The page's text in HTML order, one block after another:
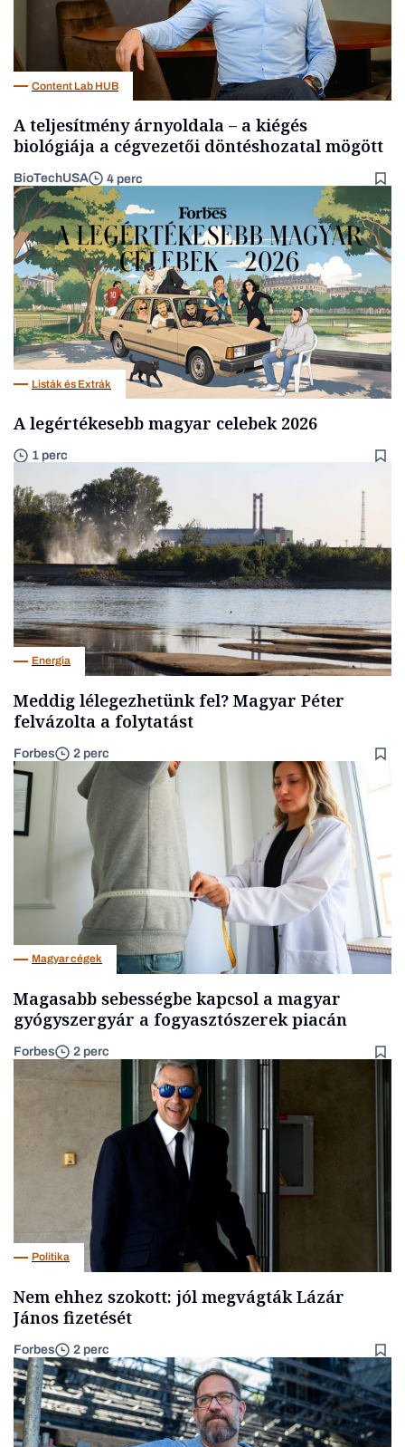
Content Lab HUB
A teljesítmény árnyoldala – a kiégés
biológiája a cégvezetői döntéshozatal mögött
BioTechUSA 4 perc
Listák és Extrák
A legértékesebb magyar celebek 2026
1 perc
Energia
Meddig lélegezhetünk fel? Magyar Péter
felvázolta a folytatást
Forbes 2 perc
Magyar cégek
Magasabb sebességbe kapcsol a magyar
gyógyszergyár a fogyasztószerek piacán
Forbes 2 perc
Politika
Nem ehhez szokott: jól megvágták Lázár
János fizetését
Forbes 2 perc